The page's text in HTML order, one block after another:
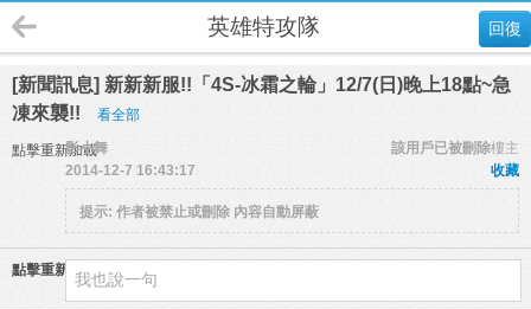
回復
英雄特攻隊
[新聞訊息] 新新新服!!「4S-冰霜之輪」12/7(日)晚上18點~急
凍來襲!!
看全部
點擊重新加載 樓主
影小舞
該用戶已被刪除
收藏
2014-12-7 16:43:17
提示: 作者被禁止或刪除 內容自動屏蔽
點擊重新加載